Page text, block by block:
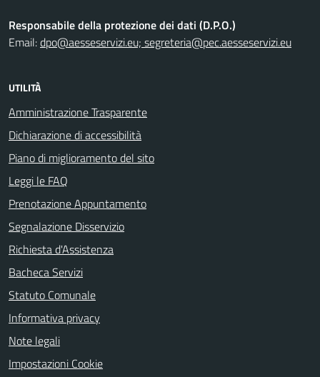
Responsabile della protezione dei dati (D.P.O.)
Email:dpo@aesseservizi.eu; segreteria@pec.aesseservizi.eu
UTILITÀ
Amministrazione Trasparente
Dichiarazione di accessibilità
Piano di miglioramento del sito
Leggi le FAQ
Prenotazione Appuntamento
Segnalazione Disservizio
Richiesta d'Assistenza
Bacheca Servizi
Statuto Comunale
Informativa privacy
Note legali
Impostazioni Cookie